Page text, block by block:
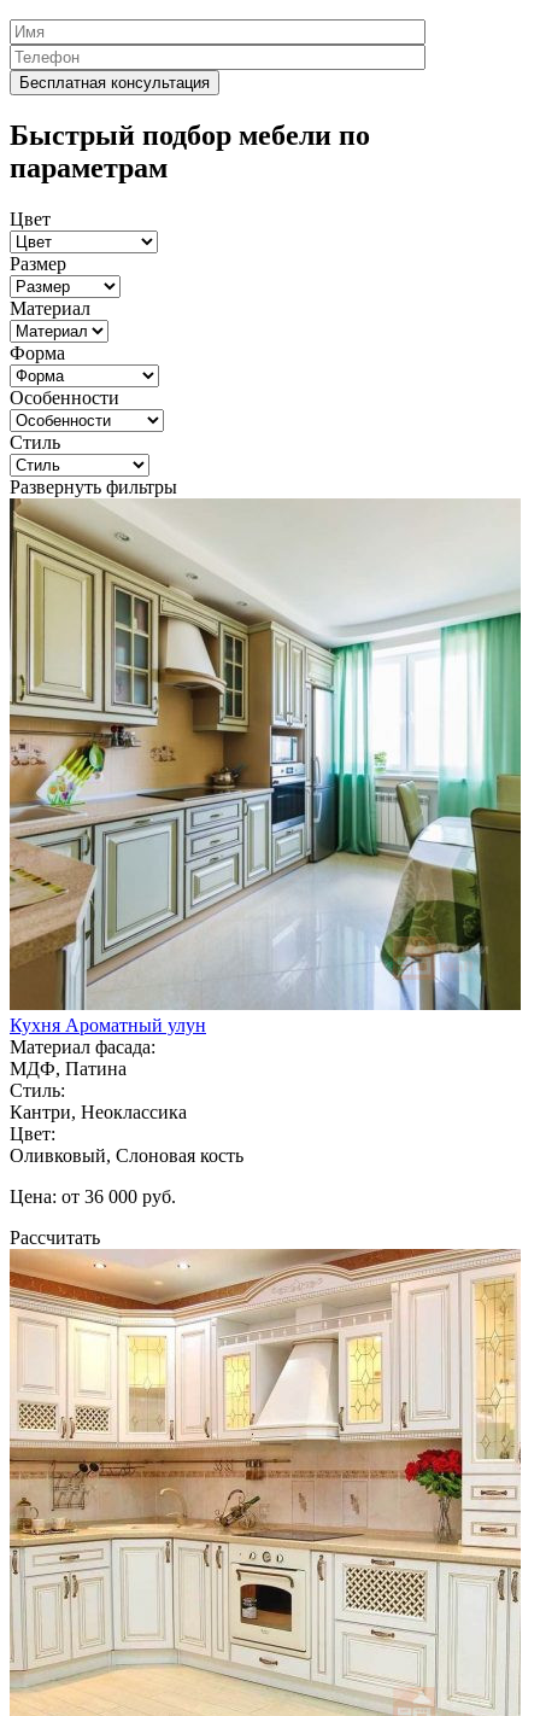
Быстрый подбор мебели по
параметрам
Цвет
Размер
Материал
Форма
Особенности
Стиль
Развернуть фильтры
Кухня Ароматный улун
Материал фасада:
МДФ, Патина
Стиль:
Кантри, Неоклассика
Цвет:
Оливковый, Слоновая кость
Цена: от 36 000 руб.
Рассчитать